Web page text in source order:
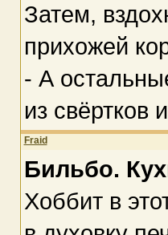
Затем,
прихожей
- А
из свёртков
Fraid
Бильбо.
Хоббит в